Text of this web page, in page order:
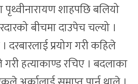
शाहपछि बलियो
बीचमा दाउपेच चल्यो ।
दरबारलाई प्रयोग गरी कहिले
हत्याकाण्ड रचिए । बदलाका